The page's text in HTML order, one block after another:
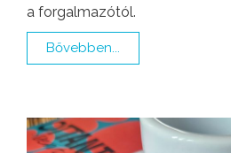
a forgalmazótól.
Bővebben...